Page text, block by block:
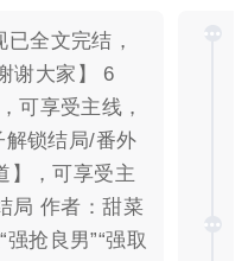
已全文完结，
谢大家】 6
可享受主线，
锁结局/番外
】，可享受主
局 作者：甜菜
抢良男”“强取